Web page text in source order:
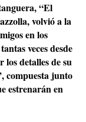
“El
volvió a la
en los
veces desde
los detalles de su
compuesta junto
estrenarán en